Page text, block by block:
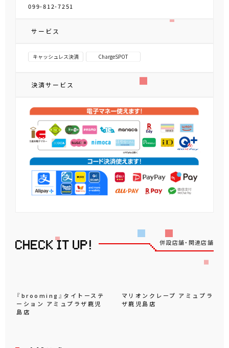
099-812-7251
サービス
キャッシュレス決済 ChargeSPOT
決済サービス
併設店舗・関連店舗
『brooming』タイトーステ
ーション アミュプラザ鹿児
島店
マリオンクレープ アミュプラ
ザ鹿児島店